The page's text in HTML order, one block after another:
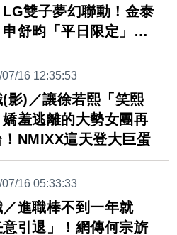
雙子夢幻聯動！金泰
舒昀「平日限定」重
臨
07/16 12:35:53
(影)／讓徐若熙「笑熙
嬌羞逃離的大勢女團再
！NMIXX這天登大巨蛋
07/16 05:33:33
／進職棒不到一年就
意引退」！網傳何宗旂